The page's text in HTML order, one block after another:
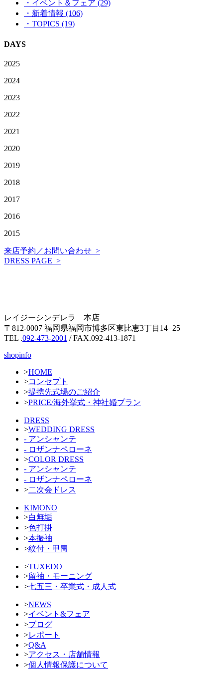
・イベント＆フェア (29)
・新着情報 (106)
・TOPICS (19)
DAYS
2025
2024
2023
2022
2021
2020
2019
2018
2017
2016
2015
来店予約／お問い合わせ >
DRESS PAGE >
レイジーシンデレラ 本店
〒812-0007 福岡県福岡市博多区東比恵3丁目14−25
TEL .092-473-2001 / FAX.092-413-1871
shopinfo
>HOME
>コンセプト
>提携先式場のご紹介
>PRICE/海外挙式・神社婚プラン
DRESS
>WEDDING DRESS
- アンシャンテ
- ロザンナペローネ
>COLOR DRESS
- アンシャンテ
- ロザンナペローネ
>二次会ドレス
KIMONO
>白無垢
>色打掛
>本振袖
>紋付・甲冑
>TUXEDO
>留袖・モーニング
>七五三・卒業式・成人式
>NEWS
>イベント&フェア
>ブログ
>レポート
>Q&A
>アクセス・店舗情報
>個人情報保護について